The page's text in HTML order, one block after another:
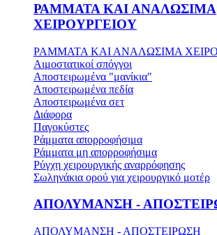
ΡΑΜΜΑΤΑ ΚΑΙ ΑΝΑΛΩΣΙΜΑ
ΧΕΙΡΟΥΡΓΕΙΟΥ
ΡΑΜΜΑΤΑ ΚΑΙ ΑΝΑΛΩΣΙΜΑ
Αιμοστατικοί σπόγγοι
Αποστειρωμένα "μανίκια"
Αποστειρωμένα πεδία
Αποστειρωμένα σετ
Διάφορα
Παγοκύστες
Ράμματα απορροφήσιμα
Ράμματα μη απορροφήσιμα
Ρύγχη χειρουργικής αναρρόφησης
Σωληνάκια ορού για χειρουργικό μοτέρ
ΑΠΟΛΥΜΑΝΣΗ -
ΑΠΟΛΥΜΑΝΣΗ - ΑΠΟΣΤΕΙΡΩΣΗ